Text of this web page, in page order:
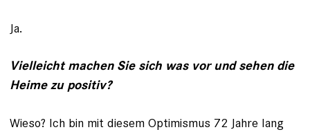
Ja.
Vielleicht machen Sie sich was vor und sehen die
Heime zu positiv?
Wieso? Ich bin mit diesem Optimismus 72 Jahre lang